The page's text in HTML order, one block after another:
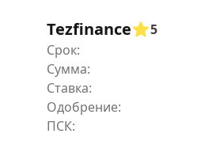
Tezfinance
5
Срок:
Сумма:
Ставка:
Одобрение: